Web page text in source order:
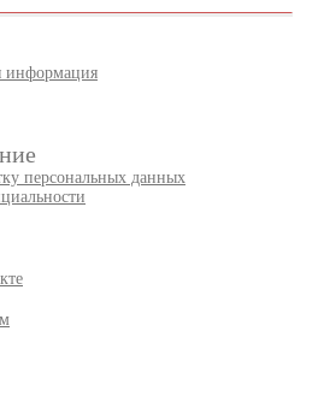
информация
персональных данных